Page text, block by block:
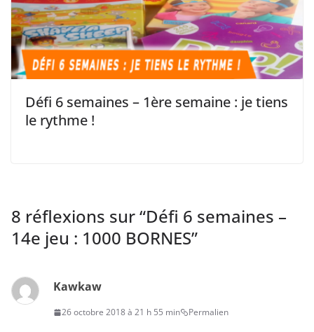
Défi 6 semaines – 1ère semaine : je tiens
le rythme !
8 réflexions sur “Défi 6 semaines –
14e jeu : 1000 BORNES”
Kawkaw
26 octobre 2018 à 21 h 55 min Permalien